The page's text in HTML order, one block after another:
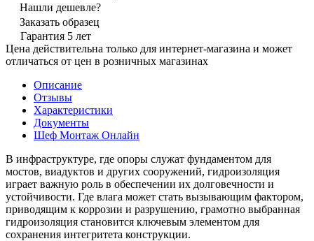
Нашли дешевле?
Заказать образец
Гарантия 5 лет
Цена действительна только для интернет-магазина и может
отличаться от цен в розничных магазинах
Описание
Отзывы
Характеристики
Документы
Шеф Монтаж Онлайн
В инфраструктуре, где опоры служат фундаментом для
мостов, виадуктов и других сооружений, гидроизоляция
играет важную роль в обеспечении их долговечности и
устойчивости. Где влага может стать вызывающим фактором,
приводящим к коррозии и разрушению, грамотно выбранная
гидроизоляция становится ключевым элементом для
сохранения интегритета конструкции.